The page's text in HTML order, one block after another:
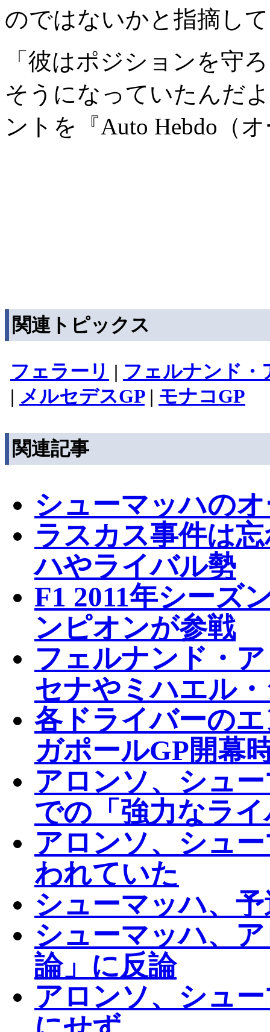
のではないかと指摘し
「彼はポジションを守
そうになっていたんだ
ントを『Auto Hebdo（
関連トピックス
フェラーリ | フェルナンド・
| メルセデスGP| モナコGP
関連記事
シューマッハの
ラスカス事件は
ハやライバル勢
F1 2011年シーズ
ンピオンが参戦
フェルナンド・
セナやミハエル
各ドライバーの
ガポールGP開幕
アロンソ、シュ
での「強力なラ
アロンソ、シュ
われていた
シューマッハ、
シューマッハ、
論」に反論
アロンソ、シュ